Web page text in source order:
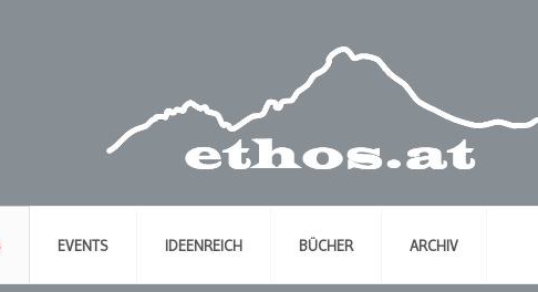
EVENTS IDEENREICH BÜCHER ARCHIV